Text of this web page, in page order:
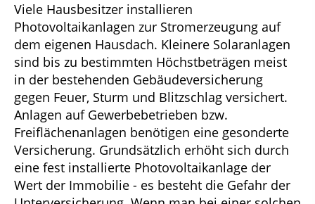
Viele Hausbesitzer installieren
Photovoltaikanlagen zur Stromerzeugung auf
dem eigenen Hausdach. Kleinere Solaranlagen
sind bis zu bestimmten Höchstbeträgen meist
in der bestehenden Gebäudeversicherung
gegen Feuer, Sturm und Blitzschlag versichert.
Anlagen auf Gewerbebetrieben bzw.
Freiflächenanlagen benötigen eine gesonderte
Versicherung. Grundsätzlich erhöht sich durch
eine fest installierte Photovoltaikanlage der
Wert der Immobilie - es besteht die Gefahr der